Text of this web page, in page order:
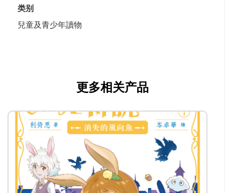
类别
兒童及青少年讀物
更多相关产品